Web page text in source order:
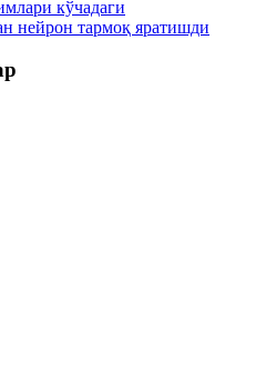
кўчадаги
нейрон тармоқ яратишди